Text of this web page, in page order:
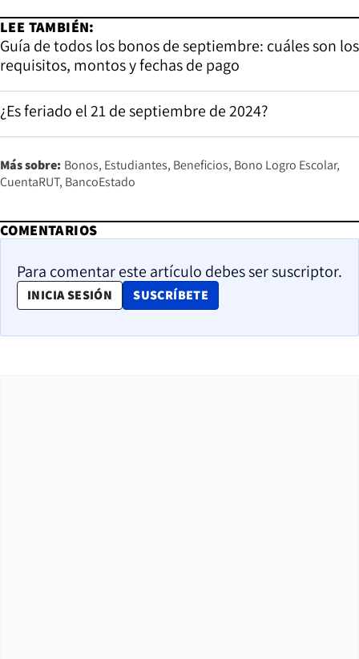
LEE TAMBIÉN:
Guía de todos los bonos de septiembre: cuáles son los
requisitos, montos y fechas de pago
¿Es feriado el 21 de septiembre de 2024?
Más sobre: Bonos Estudiantes Beneficios Bono Logro Escolar
CuentaRUT BancoEstado
COMENTARIOS
Para comentar este artículo debes ser suscriptor.
INICIA SESIÓN SUSCRÍBETE
OPENS IN NEW WINDOW